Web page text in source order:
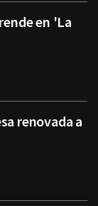
en 'La
renovada a